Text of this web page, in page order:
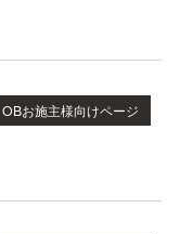
OBお施主様向けページ